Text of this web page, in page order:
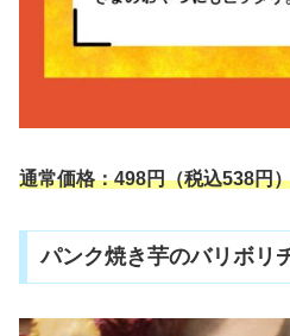
通常価格：498円（税込538円
パンク焼き芋のバリボリ